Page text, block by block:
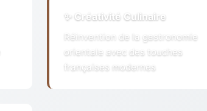
✨ Créativité Culinaire
Réinvention de la gastronomie
orientale avec des touches
françaises modernes